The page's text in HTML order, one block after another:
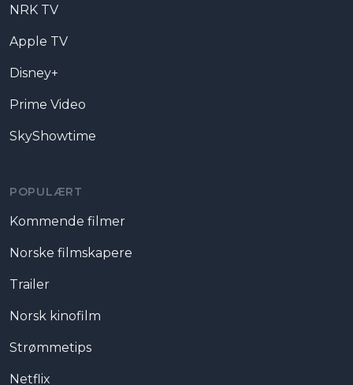
NRK TV
Apple TV
Disney+
Prime Video
SkyShowtime
POPULÆRT
Kommende filmer
Norske filmskapere
Trailer
Norsk kinofilm
Strømmetips
Netflix